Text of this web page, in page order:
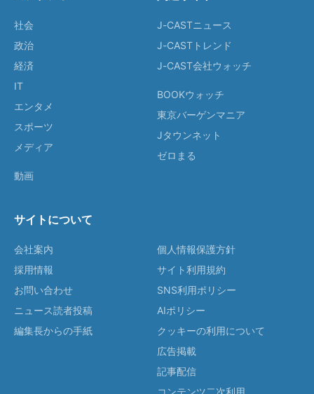
社会
政治
経済
IT
エンタメ
スポーツ
メディア
動画
J-CASTニュース
J-CASTトレンド
J-CAST会社ウォッチ
BOOKウォッチ
東京バーゲンマニア
Jタウンネット
ゼロまる
サイトについて
会社案内
採用情報
お問い合わせ
ニュース読者投稿
編集長からの手紙
個人情報保護方針
サイト利用規約
SNS利用ポリシー
AIポリシー
クッキーの利用について
広告掲載
記事配信
コンテンツ二次利用